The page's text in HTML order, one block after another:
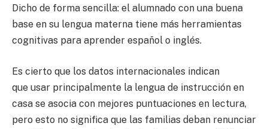
Dicho de forma sencilla: el alumnado con una buena
base en su lengua materna tiene más herramientas
cognitivas para aprender español o inglés.
Es cierto que los datos internacionales indican
que usar principalmente la lengua de instrucción en
casa se asocia con mejores puntuaciones en lectura,
pero esto no significa que las familias deban renunciar